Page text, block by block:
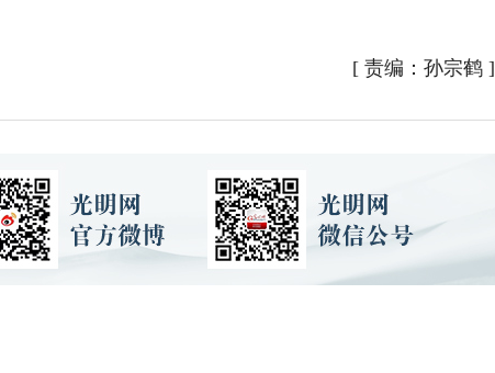
[ 责编：孙宗鹤]